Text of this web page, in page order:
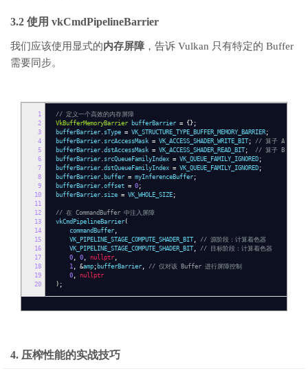
3.2 使用 vkCmdPipelineBarrier
我们应该使用显式的内存屏障 ，告诉 Vulkan 只有特定的 Buffer
需要同步。
1
2
3
4
5
6
7
8
9
10
11
12
13
14
15
16
17
18
19
20
// 定义一个高效的内存屏障
VkBufferMemoryBarrier bufferBarrier = {};
bufferBarrier . sType = VK_STRUCTURE_TYPE_BUFFER_MEMORY_BARRIER;
bufferBarrier . srcAccessMask = VK_ACCESS_SHADER_WRITE_BIT; // 算子 A 写入结
bufferBarrier .dstAccessMask = VK_ACCESS_SHADER_READ_BIT;
// 算子 B 开始读
bufferBarrier . srcQueueFamilyIndex = VK_QUEUE_FAMILY_IGNORED ;
bufferBarrier .dstQueueFamilyIndex = VK_QUEUE_FAMILY_IGNORED ;
bufferBarrier . buffer = myInferenceBuffer ;
bufferBarrier .offset = 0 ;
bufferBarrier . size = VK_WHOLE_SIZE ;
// 在 CommandBuffer 中注入屏障
vkCmdPipelineBarrier (
commandBuffer ,
VK_PIPELINE_STAGE_COMPUTE_SHADER_BIT, // 源阶段：计算着色器
VK_PIPELINE_STAGE_COMPUTE_SHADER_BIT, // 目标阶段：计算着色器
0 , 0 , nullptr ,
1 , &amp ; bufferBarrier , // 仅对该 Buffer 进行屏障控制
0 , nullptr
);
4. 压榨性能的实战技巧